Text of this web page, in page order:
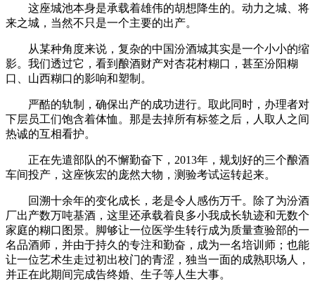
这座城池本身是承载着雄伟的胡想降生的。动力之城、将
来之城，当然不只是一个主要的出产。
从某种角度来说，复杂的中国汾酒城其实是一个小小的缩
影。我们透过它，看到酿酒财产对杏花村糊口，甚至汾阳糊
口、山西糊口的影响和塑制。
严酷的轨制，确保出产的成功进行。取此同时，办理者对
下层员工们饱含着体恤。那是去掉所有标签之后，人取人之间
热诚的互相看护。
正在先遣部队的不懈勤奋下，2013年，规划好的三个酿酒
车间投产，这座恢宏的庞然大物，测验考试运转起来。
回溯十余年的变化成长，老是令人感伤万千。除了为汾酒
厂出产数万吨基酒，这里还承载着良多小我成长轨迹和无数个
家庭的糊口图景。脚够让一位医学生转行成为质量查验部的一
名品酒师，并由于持久的专注和勤奋，成为一名培训师；也能
让一位艺术生走过初出校门的青涩，独当一面的成熟职场人，
并正在此期间完成告终婚、生子等人生大事。